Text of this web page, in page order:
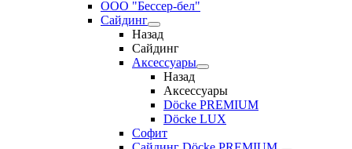
ООО "Бессер-бел"
Сайдинг
Назад
Сайдинг
Аксессуары
Назад
Аксессуары
Döcke PREMIUM
Döcke LUX
Софит